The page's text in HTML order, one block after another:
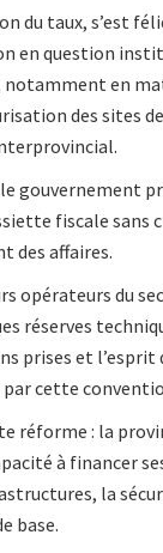
du taux, s’est
en question
notamment en
des sites
gouvernement
fiscale sans
des affaires.
opérateurs du
réserves
prises et l’esprit
cette
réforme : la
à financer
la
base.